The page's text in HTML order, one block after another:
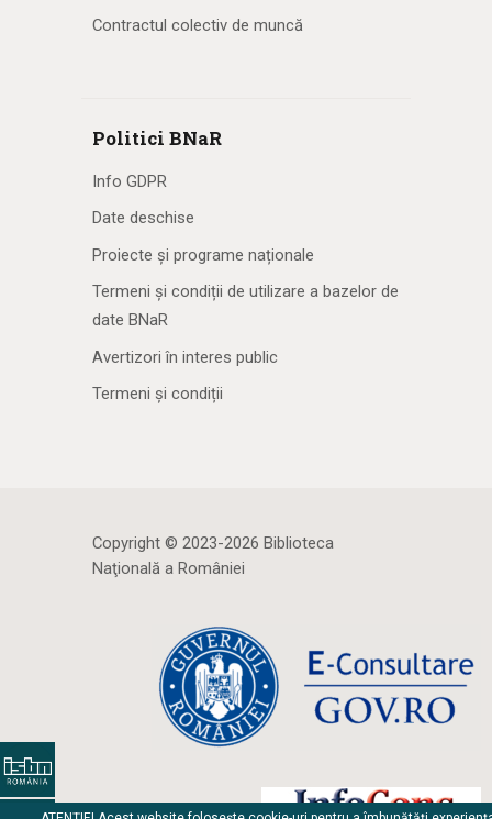
Contractul colectiv de muncă
Politici BNaR
Info GDPR
Date deschise
Proiecte și programe naționale
Termeni și condiții de utilizare a bazelor de
date BNaR
Avertizori în interes public
Termeni și condiții
Copyright © 2023-2026 Biblioteca
Naţională a României